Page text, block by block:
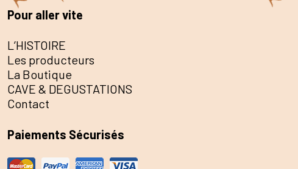
Pour aller vite
L’HISTOIRE
Les producteurs
La Boutique
CAVE & DEGUSTATIONS
Contact
Paiements Sécurisés